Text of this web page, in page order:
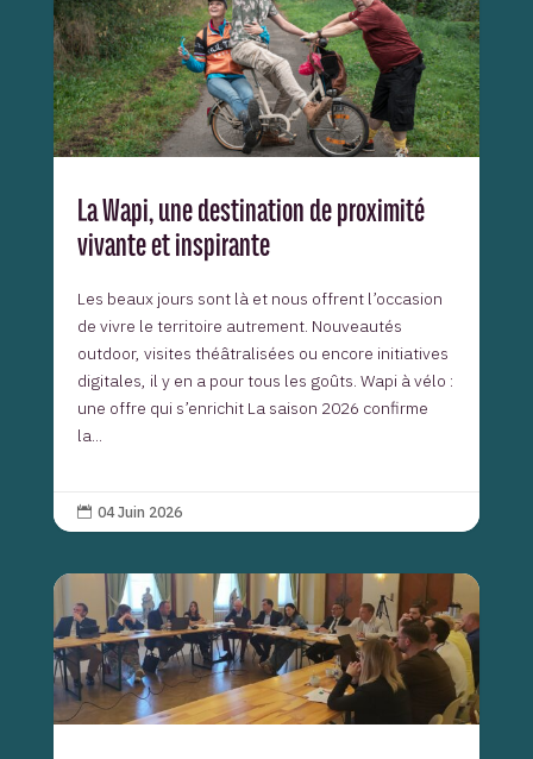
La Wapi, une destination de proximité
vivante et inspirante
Les beaux jours sont là et nous offrent l’occasion
de vivre le territoire autrement. Nouveautés
outdoor, visites théâtralisées ou encore initiatives
digitales, il y en a pour tous les goûts. Wapi à vélo :
une offre qui s’enrichit La saison 2026 confirme
la...
 04 Juin 2026